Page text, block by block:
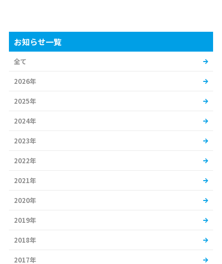
お知らせ一覧
全て
2026年
2025年
2024年
2023年
2022年
2021年
2020年
2019年
2018年
2017年